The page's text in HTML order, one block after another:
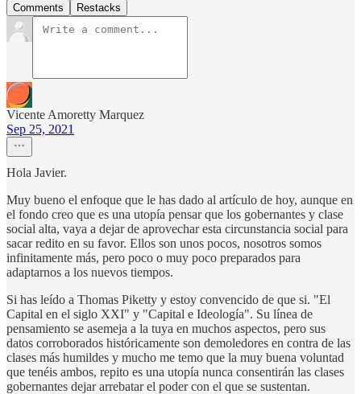
Comments Restacks
Vicente Amoretty Marquez
Sep 25, 2021
Hola Javier.
Muy bueno el enfoque que le has dado al artículo de hoy, aunque en
el fondo creo que es una utopía pensar que los gobernantes y clase
social alta, vaya a dejar de aprovechar esta circunstancia social para
sacar redito en su favor. Ellos son unos pocos, nosotros somos
infinitamente más, pero poco o muy poco preparados para
adaptarnos a los nuevos tiempos.
Si has leído a Thomas Piketty y estoy convencido de que si. "El
Capital en el siglo XXI" y "Capital e Ideología". Su línea de
pensamiento se asemeja a la tuya en muchos aspectos, pero sus
datos corroborados históricamente son demoledores en contra de las
clases más humildes y mucho me temo que la muy buena voluntad
que tenéis ambos, repito es una utopía nunca consentirán las clases
gobernantes dejar arrebatar el poder con el que se sustentan.